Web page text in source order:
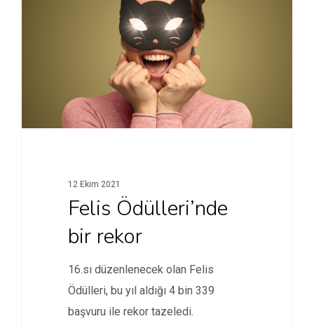
12 Ekim 2021
Felis Ödülleri’nde
bir rekor
16.sı düzenlenecek olan Felis
Ödülleri, bu yıl aldığı 4 bin 339
başvuru ile rekor tazeledi.